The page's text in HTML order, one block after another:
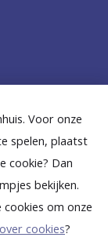
Voor onze
spelen, plaatst
cookie? Dan
bekijken.
cookies om onze
cookies?
B
e
k